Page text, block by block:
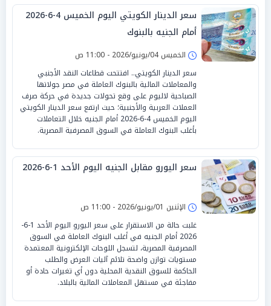
سعر الدينار الكويتي اليوم الخميس 4-6-2026
أمام الجنيه بالبنوك
الخميس 04/يونيو/2026 - 11:00 ص
سعر الدينار الكويتي.. افتتحت قطاعات النقد الأجنبي
والمعاملات المالية بالبنوك العاملة في مصر جولاتها
الصباحية لاليوم على وقع تحولات جديدة في حركة صرف
العملات العربية والأجنبية؛ حيث ارتفع سعر الدينار الكويتي
اليوم الخميس 4-6-2026 أمام الجنيه خلال التعاملات
بأغلب البنوك العاملة في السوق المصرفية المصرية.
سعر اليورو مقابل الجنيه اليوم الأحد 1-6-2026
الإثنين 01/يونيو/2026 - 11:00 ص
غلبت حالة من الاستقرار على سعر اليورو اليوم الأحد 1-6-
2026 أمام الجنيه في أغلب البنوك العاملة في السوق
المصرفية المصرية، لتسجل اللوحات الإلكترونية المعتمدة
مستويات توازن واضحة تلائم آليات العرض والطلب
الحاكمة للسوق النقدية المحلية دون أي تغيرات حادة أو
مفاجئة في مستهل المعاملات المالية بالبلاد.